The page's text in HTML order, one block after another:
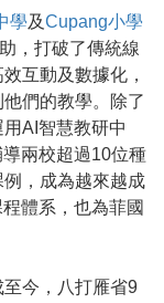
學及Cupang小學
，打破了傳統線
互動及數據化，
們的教學。除了
AI智慧教研中
兩校超過10位種
，成為越來越成
體系，也為菲國
今，八打雁省9